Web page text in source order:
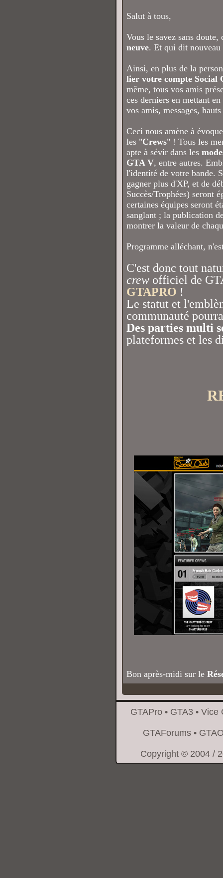
Salut à tous,
Vous le savez sans
neuve. Et qui dit
Ainsi, en plus de la
lier votre compte Social
même, tous vos amis
ces derniers en mettant
vos amis, messages,
Ceci nous amène à
les "Crews" ! Tous les
apte à sévir dans les
GTA V, entre autres.
l'identité de votre bande.
gagner plus d'XP, et de
Succès/Trophées) seront
certaines équipes seront
sanglant ; la publication
montrer la valeur de
Programme alléchant,
C'est donc tout
crewofficiel de
GTAPRO !
Le statut et
communauté
Des parties multi
plateformes et les
Bon après-midi sur le
GTAPro • GTA3 • Vice
GTAForums •
Copyright © 2004 /